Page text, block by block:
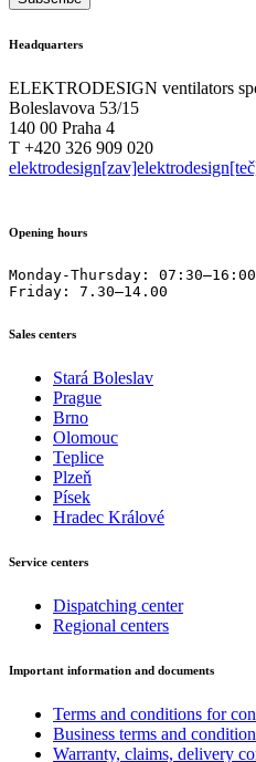
Headquarters
ELEKTRODESIGN ventilators
Boleslavova 53/15
140 00 Praha 4
T +420 326 909 020
Opening hours
Monday-Thursday: 07:30–16:00
Friday: 7.30–14.00
Sales centers
Stará Boleslav
Prague
Brno
Olomouc
Teplice
Plzeň
Písek
Hradec Králové
Service centers
Dispatching center
Regional centers
Important information and documents
Terms and conditions for
Business terms and
Warranty, claims, delivery